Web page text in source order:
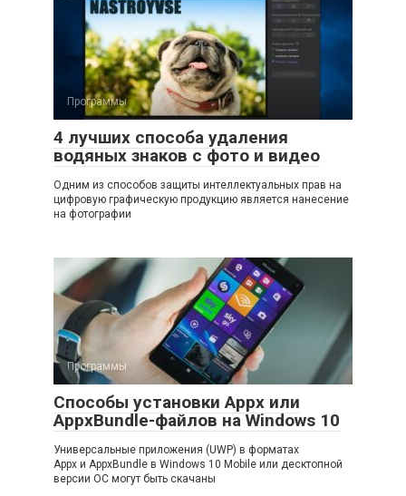
Программы
4 лучших способа удаления
водяных знаков с фото и видео
Одним из способов защиты интеллектуальных прав на
цифровую графическую продукцию является нанесение
на фотографии
Программы
Способы установки Appx или
AppxBundle-файлов на Windows 10
Универсальные приложения (UWP) в форматах
Appx и AppxBundle в Windows 10 Mobile или десктопной
версии ОС могут быть скачаны